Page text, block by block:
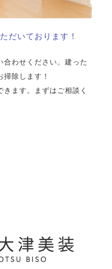
だいております！
合わせください。建った
除します！
ます。まずはご相談く